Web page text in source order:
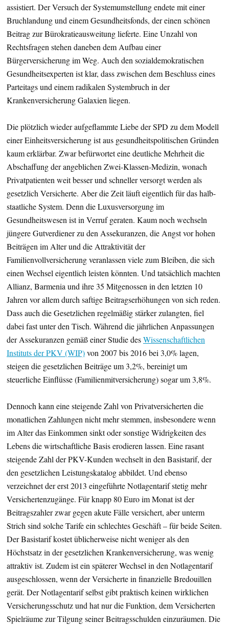
assistiert. Der Versuch der Systemumstellung endete mit einer
Bruchlandung und einem Gesundheitsfonds, der einen schönen
Beitrag zur Bürokratieausweitung lieferte. Eine Unzahl von
Rechtsfragen stehen daneben dem Aufbau einer
Bürgerversicherung im Weg. Auch den sozialdemokratischen
Gesundheitsexperten ist klar, dass zwischen dem Beschluss eines
Parteitags und einem radikalen Systembruch in der
Krankenversicherung Galaxien liegen.
Die plötzlich wieder aufgeflammte Liebe der SPD zu dem Modell
einer Einheitsversicherung ist aus gesundheitspolitischen Gründen
kaum erklärbar. Zwar befürwortet eine deutliche Mehrheit die
Abschaffung der angeblichen Zwei-Klassen-Medizin, wonach
Privatpatienten weit besser und schneller versorgt werden als
gesetzlich Versicherte. Aber die Zeit läuft eigentlich für das halb-
staatliche System. Denn die Luxusversorgung im
Gesundheitswesen ist in Verruf geraten. Kaum noch wechseln
jüngere Gutverdiener zu den Assekuranzen, die Angst vor hohen
Beiträgen im Alter und die Attraktivität der
Familienvollversicherung veranlassen viele zum Bleiben, die sich
einen Wechsel eigentlich leisten könnten. Und tatsächlich machten
Allianz, Barmenia und ihre 35 Mitgenossen in den letzten 10
Jahren vor allem durch saftige Beitragserhöhungen von sich reden.
Dass auch die Gesetzlichen regelmäßig stärker zulangten, fiel
dabei fast unter den Tisch. Während die jährlichen Anpassungen
der Assekuranzen gemäß einer Studie desWissenschaftlichen
Instituts der PKV (WIP)von 2007 bis 2016 bei 3,0% lagen,
steigen die gesetzlichen Beiträge um 3,2%, bereinigt um
steuerliche Einflüsse (Familienmitversicherung) sogar um 3,8%.
Dennoch kann eine steigende Zahl von Privatversicherten die
monatlichen Zahlungen nicht mehr stemmen, insbesondere wenn
im Alter das Einkommen sinkt oder sonstige Widrigkeiten des
Lebens die wirtschaftliche Basis erodieren lassen. Eine rasant
steigende Zahl der PKV-Kunden wechselt in den Basistarif, der
den gesetzlichen Leistungskatalog abbildet. Und ebenso
verzeichnet der erst 2013 eingeführte Notlagentarif stetig mehr
Versichertenzugänge. Für knapp 80 Euro im Monat ist der
Beitragszahler zwar gegen akute Fälle versichert, aber unterm
Strich sind solche Tarife ein schlechtes Geschäft – für beide Seiten.
Der Basistarif kostet üblicherweise nicht weniger als den
Höchstsatz in der gesetzlichen Krankenversicherung, was wenig
attraktiv ist. Zudem ist ein späterer Wechsel in den Notlagentarif
ausgeschlossen, wenn der Versicherte in finanzielle Bredouillen
gerät. Der Notlagentarif selbst gibt praktisch keinen wirklichen
Versicherungsschutz und hat nur die Funktion, dem Versicherten
Spielräume zur Tilgung seiner Beitragsschulden einzuräumen. Die